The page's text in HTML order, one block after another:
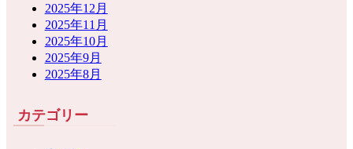
2025年12月
2025年11月
2025年10月
2025年9月
2025年8月
カテゴリー